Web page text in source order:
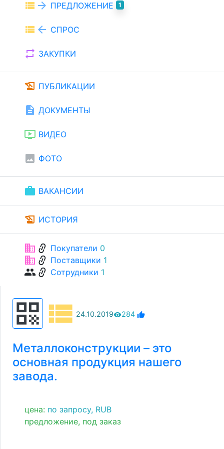
view_list arrow_forward ПРЕДЛОЖЕНИЕ 1
view_list arrow_back СПРОС
repeat ЗАКУПКИ
history_edu ПУБЛИКАЦИИ
description ДОКУМЕНТЫ
ondemand_video ВИДЕО
image ФОТО
work ВАКАНСИИ
history_edu ИСТОРИЯ
businesslink Покупатели 0
businesslink Поставщики 1
grouplink Сотрудники 1
qr_code view_list 24.10.2019remove_red_eye284 thumb_up
Металлоконструкции – это
основная продукция нашего
завода.
цена: по запросу, RUB
предложение, под заказ